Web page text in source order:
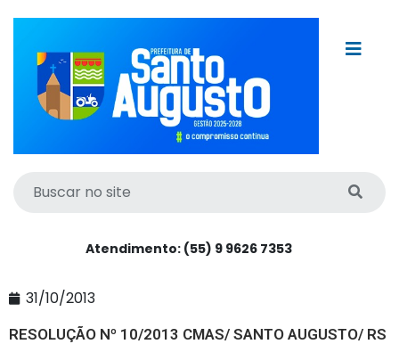
Atendimento: (55) 9 9626 7353
31/10/2013
RESOLUÇÃO Nº 10/2013 CMAS/ SANTO AUGUSTO/ RS